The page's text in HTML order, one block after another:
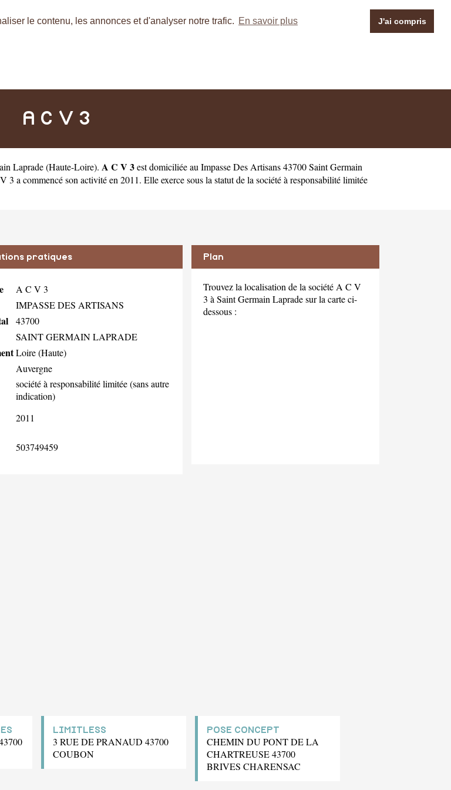
le contenu, les annonces et d'analyser notre trafic. En savoir plus J'ai compris
A C V 3
Laprade(Haute-Loire). A C V 3est domiciliée au Impasse Des Artisans 43700 Saint Germain
a commencé son activité en 2011. Elle exerce sous la statut de la société à responsabilité limitée
pratiques
A C V 3
IMPASSE DES ARTISANS
43700
SAINT GERMAIN LAPRADE
Loire (Haute)
Auvergne
société à responsabilité limitée (sans autre
indication)
2011
503749459
Plan
Trouvez la localisation de la société A C V
3 à Saint Germain Laprade sur la carte ci-
dessous :
LIMITLESS
3 RUE DE PRANAUD 43700
COUBON
POSE CONCEPT
CHEMIN DU PONT DE LA
CHARTREUSE 43700
BRIVES CHARENSAC